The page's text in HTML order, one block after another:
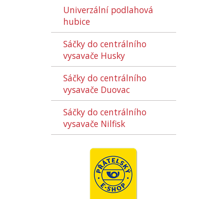
Univerzální podlahová
hubice
Sáčky do centrálního
vysavače Husky
Sáčky do centrálního
vysavače Duovac
Sáčky do centrálního
vysavače Nilfisk